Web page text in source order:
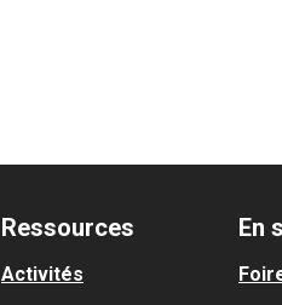
Ressources
Activités
En